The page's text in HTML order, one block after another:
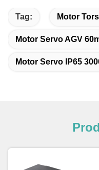
Tag: Motor
Motor Servo AGV
Motor Servo IP65